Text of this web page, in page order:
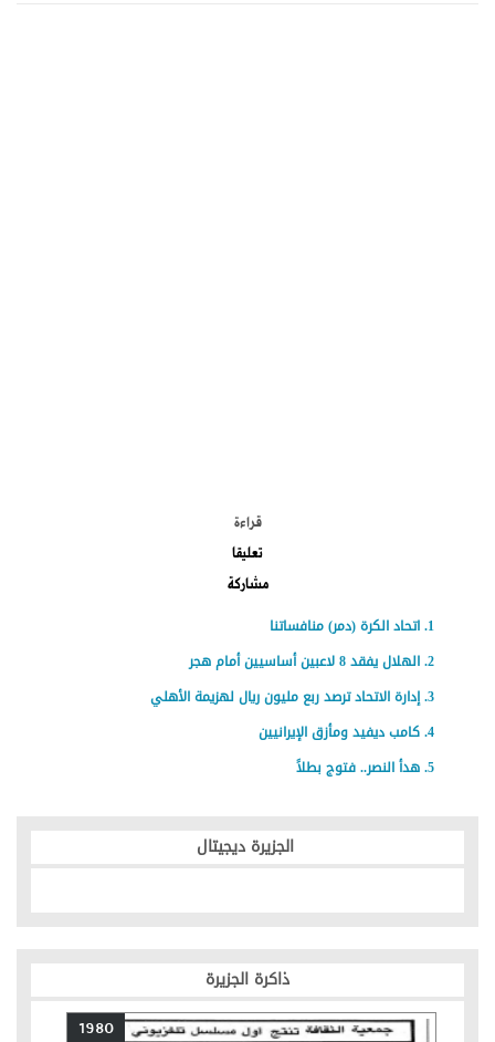
قراءة
تعليقا
مشاركة
اتحاد الكرة (دمر) منافساتنا
الهلال يفقد 8 لاعبين أساسيين أمام هجر
إدارة الاتحاد ترصد ربع مليون ريال لهزيمة الأهلي
كامب ديفيد ومأزق الإيرانيين
هدأ النصر.. فتوج بطلاً
الجزيرة ديجيتال
ذاكرة الجزيرة
1980